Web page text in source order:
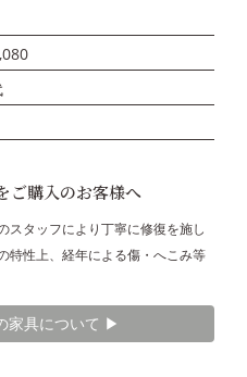
ご購入のお客様へ
スタッフにより丁寧に修復を施し
特性上、経年による傷・へこみ等
家具について ▶︎